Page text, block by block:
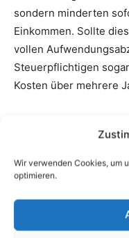
Wir verwenden Cookies, um
optimieren.